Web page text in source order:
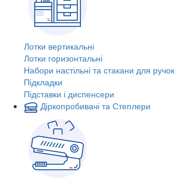
Лотки вертикальні
Лотки горизонтальні
Набори настільні та стакани для ручок
Підкладки
Підставки і диспенсери
Діркопробивачі та Степлери